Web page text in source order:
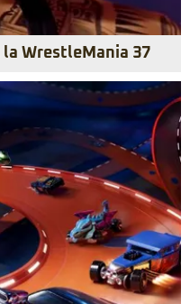
WrestleMania 37